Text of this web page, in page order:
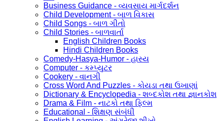
Business Guidance - વ્યવસાય માર્ગદર્શન
Child Development - બાળ વિકાસ
Child Songs - બાળ ગીતો
Child Stories - બાળવાર્તા
English Children Books
Hindi Children Books
Comedy-Hasya-Humor - હાસ્ય
Computer - કમ્પ્યુટર
Cookery - વાનગી
Cross Word And Puzzles - કોયડા તથા ઉખાણાં
Dictionary & Encyclopedia - શબ્દકોશ તથા જ્ઞાનકોશ
Drama & Film - નાટકો તથા ફિલ્મ
Educational - શિક્ષણ સંબંધી